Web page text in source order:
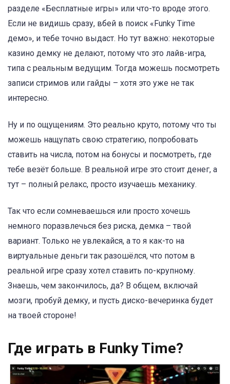
разделе «Бесплатные игры» или что-то вроде этого.
Если не видишь сразу, вбей в поиск «Funky Time
демо», и тебе точно выдаст. Но тут важно: некоторые
казино демку не делают, потому что это лайв-игра,
типа с реальным ведущим. Тогда можешь посмотреть
записи стримов или гайды – хотя это уже не так
интересно.
Ну и по ощущениям. Это реально круто, потому что ты
можешь нащупать свою стратегию, попробовать
ставить на числа, потом на бонусы и посмотреть, где
тебе везёт больше. В реальной игре это стоит денег, а
тут – полный релакс, просто изучаешь механику.
Так что если сомневаешься или просто хочешь
немного поразвлечься без риска, демка – твой
вариант. Только не увлекайся, а то я как-то на
виртуальные деньги так разошёлся, что потом в
реальной игре сразу хотел ставить по-крупному.
Знаешь, чем закончилось, да? В общем, включай
мозги, пробуй демку, и пусть диско-вечеринка будет
на твоей стороне!
Где играть в Funky Time?